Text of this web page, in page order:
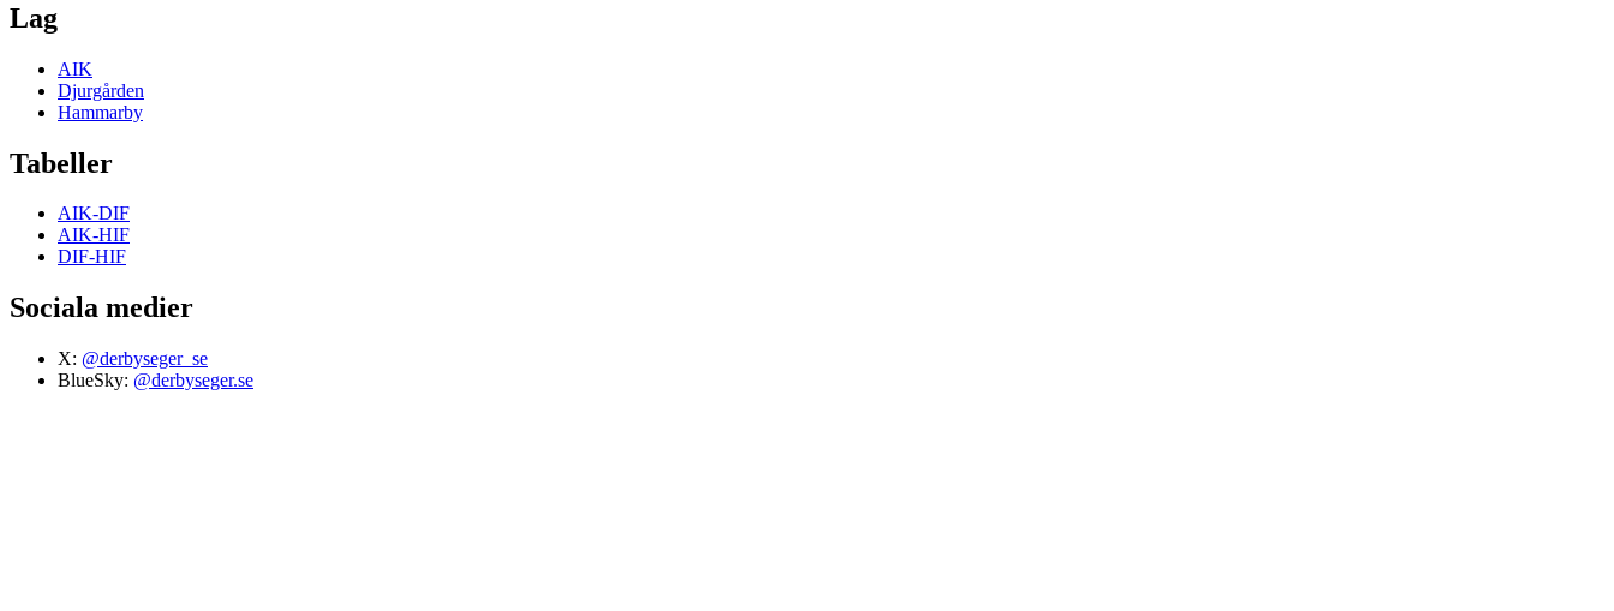
Lag
AIK
Djurgården
Hammarby
Tabeller
AIK-DIF
AIK-HIF
DIF-HIF
Sociala medier
X: @derbyseger_se
BlueSky: @derbyseger.se